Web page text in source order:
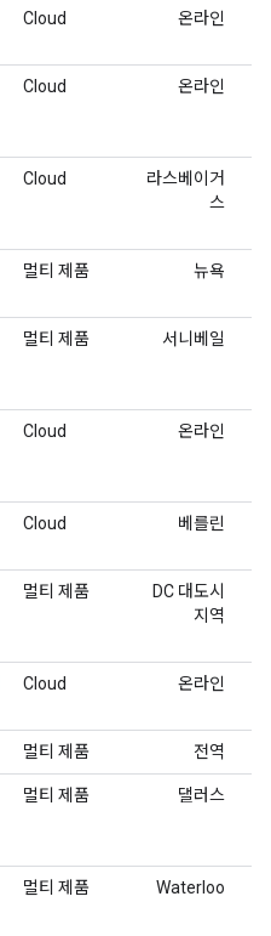
Cloud 온라인
Cloud 온라인
Cloud
라스베이거
스
멀티 제품 뉴욕
멀티 제품 서니베일
Cloud 온라인
Cloud 베를린
멀티 제품
DC 대도시
지역
Cloud 온라인
멀티 제품 전역
멀티 제품 댈러스
멀티 제품 Waterloo